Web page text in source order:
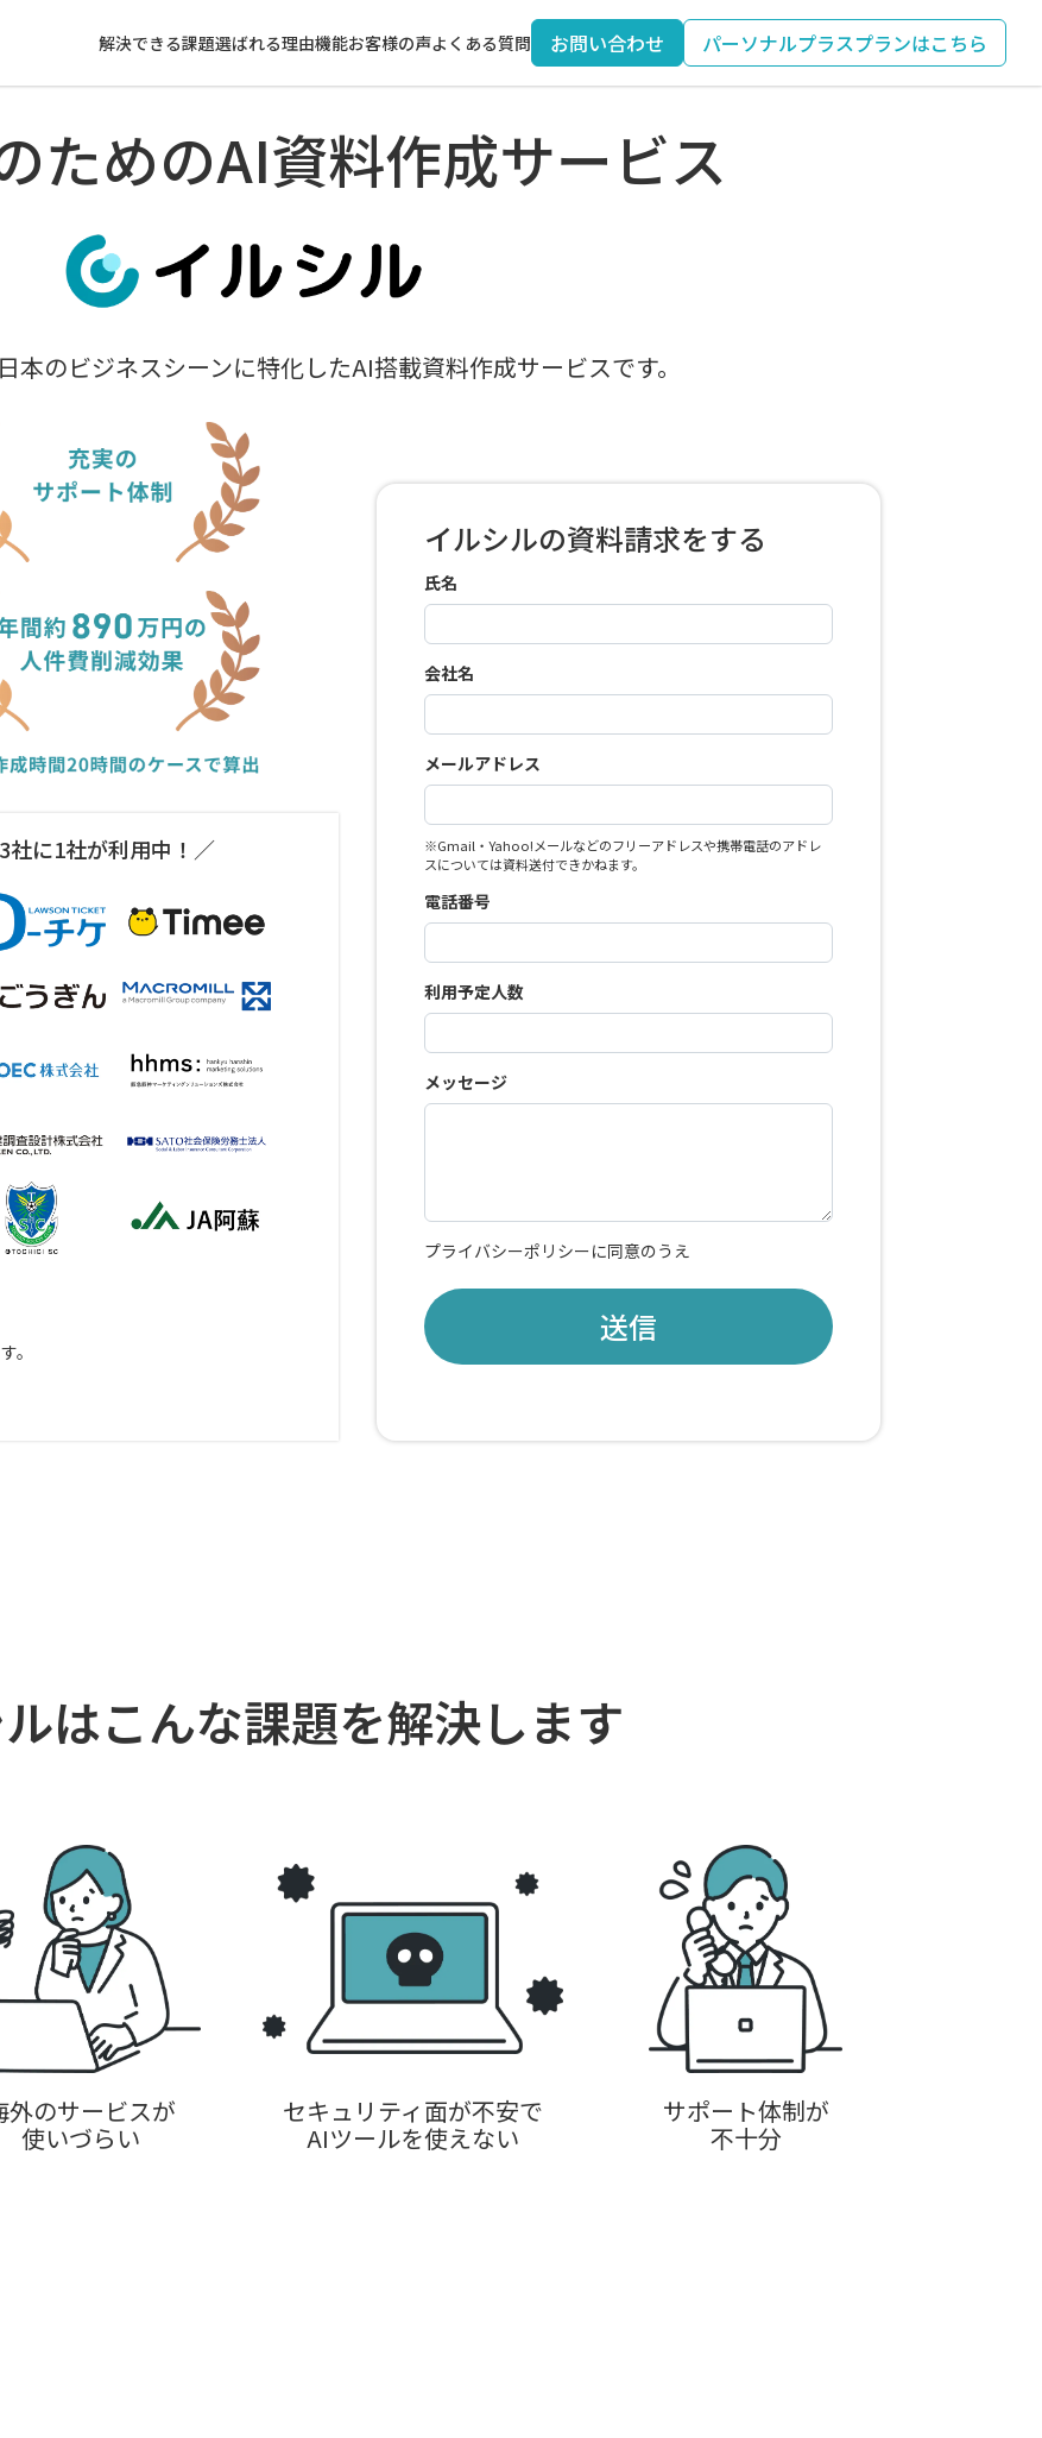
解決できる課題選ばれる理由機能お客様の声よくある質問 お問い合わせ パーソナルプラスプランはこちら
ためのAI資料作成サービス
本のビジネスシーンに特化したAI搭載資料作成サービスです。
社に1社が利用中！／
。
イルシルの資料請求をする
氏名
会社名
メールアドレス
※Gmail・Yahoo!メールなどのフリーアドレスや携帯電話のアドレ
スについては資料送付できかねます。
電話番号
利用予定人数
メッセージ
プライバシーポリシーに同意のうえ
はこんな課題を解決します
外のサービスが
使いづらい
セキュリティ面が不安で
AIツールを使えない
サポート体制が
不十分